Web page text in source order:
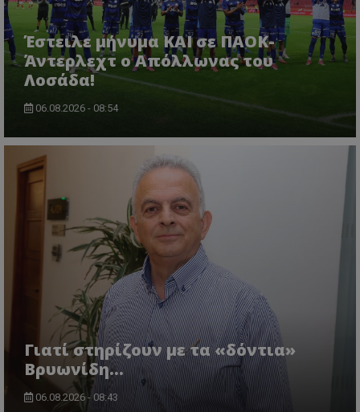
Έστειλε μήνυμα ΚΑΙ σε ΠΑΟΚ-
Άντερλεχτ ο Απόλλωνας του
Λοσάδα!
06.08.2026 - 08:54
Γιατί στηρίζουν με τα «δόντια»
Βρυωνίδη...
06.08.2026 - 08:43